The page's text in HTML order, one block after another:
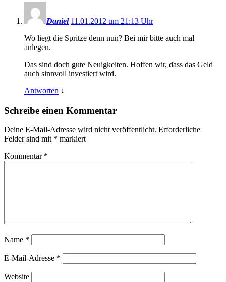
Daniel 11.01.2012 um 21:13 Uhr
Wo liegt die Spritze denn nun? Bei mir bitte auch mal
anlegen.
Das sind doch gute Neuigkeiten. Hoffen wir, dass das Geld
auch sinnvoll investiert wird.
Antworten ↓
Schreibe einen Kommentar
Deine E-Mail-Adresse wird nicht veröffentlicht. Erforderliche
Felder sind mit * markiert
Kommentar *
Name *
E-Mail-Adresse *
Website